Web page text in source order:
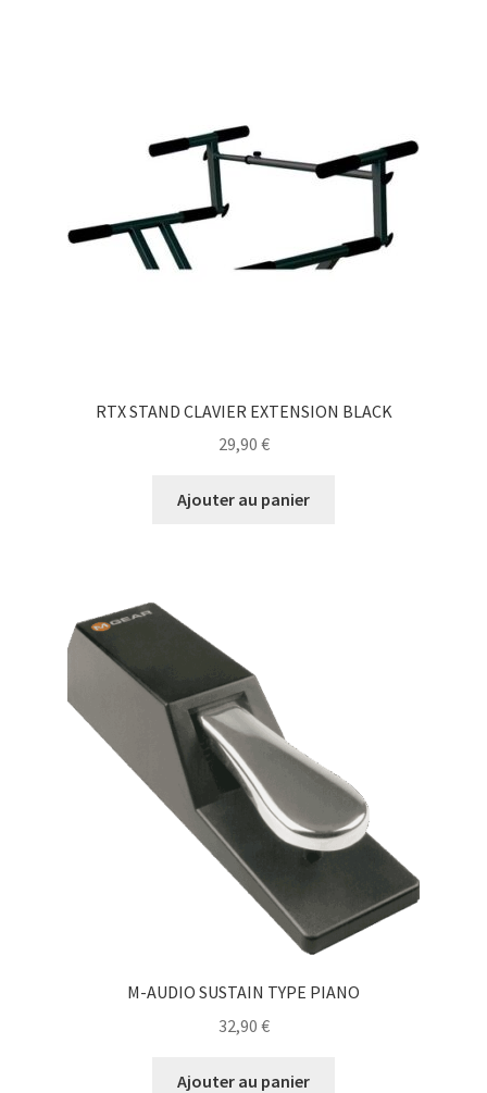
RTX STAND CLAVIER EXTENSION BLACK
29,90 €
Ajouter au panier
M-AUDIO SUSTAIN TYPE PIANO
32,90 €
Ajouter au panier